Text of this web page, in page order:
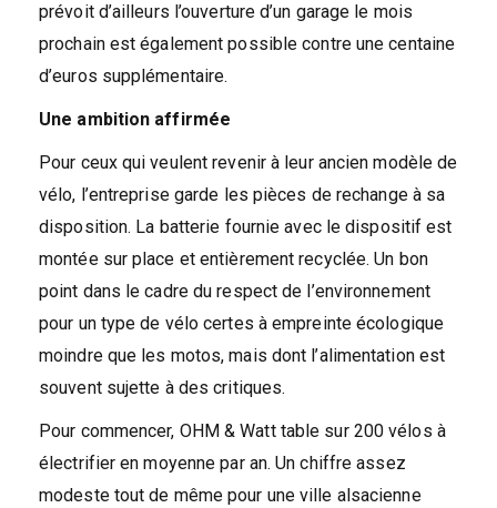
prévoit d’ailleurs l’ouverture d’un garage le mois
prochain est également possible contre une centaine
d’euros supplémentaire.
Une ambition affirmée
Pour ceux qui veulent revenir à leur ancien modèle de
vélo, l’entreprise garde les pièces de rechange à sa
disposition. La batterie fournie avec le dispositif est
montée sur place et entièrement recyclée. Un bon
point dans le cadre du respect de l’environnement
pour un type de vélo certes à empreinte écologique
moindre que les motos, mais dont l’alimentation est
souvent sujette à des critiques.
Pour commencer, OHM & Watt table sur 200 vélos à
électrifier en moyenne par an. Un chiffre assez
modeste tout de même pour une ville alsacienne